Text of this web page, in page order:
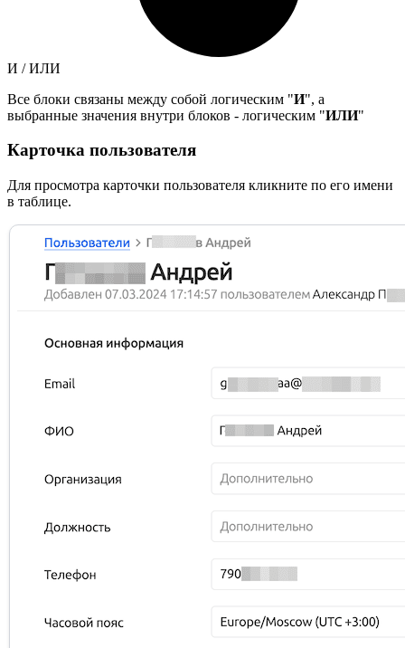
И / ИЛИ
Все блоки связаны между собой логическим "И", а
выбранные значения внутри блоков - логическим "ИЛИ"
Карточка пользователя
Для просмотра карточки пользователя кликните по его имени
в таблице.